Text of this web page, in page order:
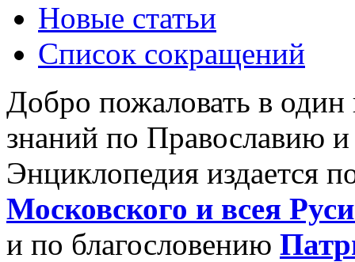
Новые статьи
Список сокращений
Добро пожаловать в
знаний по Православию
Энциклопедия издается
Московского и всея
и по благословению